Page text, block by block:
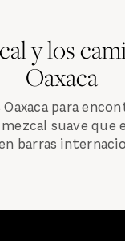
y los
Oaxaca
para
suave que
barras